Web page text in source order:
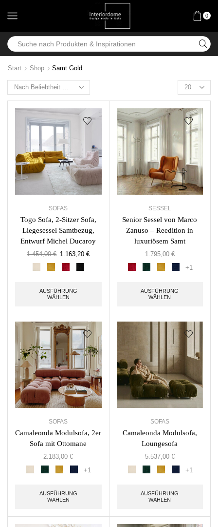
0
Start Shop Samt Gold
SOFAS
Togo Sofa, 2-Sitzer Sofa,
Liegesessel Samtbezug,
Entwurf Michel Ducaroy
1.454,00€ 1.163,20€
AUSFÜHRUNG
WÄHLEN
SESSEL
Senior Sessel von Marco
Zanuso – Reedition in
luxuriösem Samt
1.795,00 €
+1
AUSFÜHRUNG
WÄHLEN
SOFAS
Camaleonda Modulsofa, 2er
Sofa mit Ottomane
2.183,00€
+1
AUSFÜHRUNG
WÄHLEN
SOFAS
Camaleonda Modulsofa,
Loungesofa
5.537,00 €
+1
AUSFÜHRUNG
WÄHLEN